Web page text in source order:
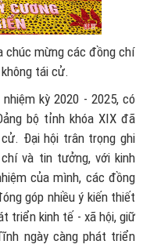
chúc mừng các đồng chí
tái cử.
kỳ 2020 - 2025, có
bộ tỉnh khóa XIX đã
Đại hội trân trọng ghi
và tin tưởng, với kinh
của mình, các đồng
góp nhiều ý kiến thiết
triển kinh tế - xã hội, giữ
ngày càng phát triển